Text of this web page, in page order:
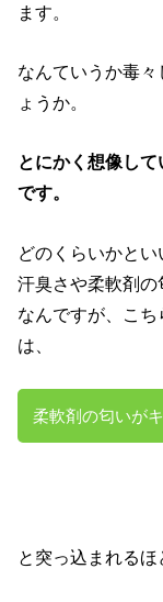
ます。
なんていうか毒
ょうか。
とにかく想像し
です。
どのくらいかとい
汗臭さや柔軟剤
なんですが、こ
は、
柔軟剤の匂いが
と突っ込まれるほ